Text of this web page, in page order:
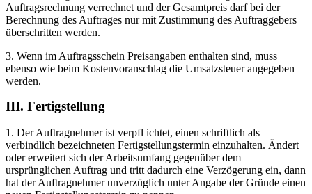
Auftragsrechnung verrechnet und der Gesamtpreis darf bei der
Berechnung des Auftrages nur mit Zustimmung des Auftraggebers
überschritten werden.
3. Wenn im Auftragsschein Preisangaben enthalten sind, muss
ebenso wie beim Kostenvoranschlag die Umsatzsteuer angegeben
werden.
III. Fertigstellung
1. Der Auftragnehmer ist verpfl ichtet, einen schriftlich als
verbindlich bezeichneten Fertigstellungstermin einzuhalten. Ändert
oder erweitert sich der Arbeitsumfang gegenüber dem
ursprünglichen Auftrag und tritt dadurch eine Verzögerung ein, dann
hat der Auftragnehmer unverzüglich unter Angabe der Gründe einen